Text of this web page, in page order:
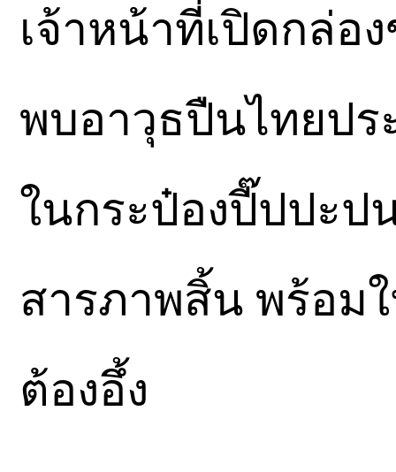
เจ้าหน้าที่เปิดกล่
พบอาวุธปืนไทยปร
ในกระป๋องปี๊ปปะ
สารภาพสิ้น พร้อม
ต้องอึ้ง